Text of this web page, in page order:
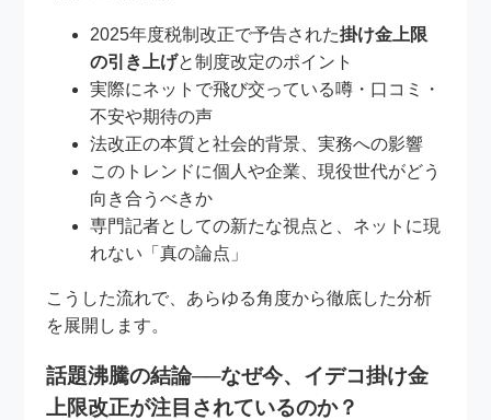
2025年度税制改正で予告された掛け金上限
の引き上げと制度改定のポイント
実際にネットで飛び交っている噂・口コミ・
不安や期待の声
法改正の本質と社会的背景、実務への影響
このトレンドに個人や企業、現役世代がどう
向き合うべきか
専門記者としての新たな視点と、ネットに現
れない「真の論点」
こうした流れで、あらゆる角度から徹底した分析
を展開します。
話題沸騰の結論──なぜ今、イデコ掛け金
上限改正が注目されているのか？